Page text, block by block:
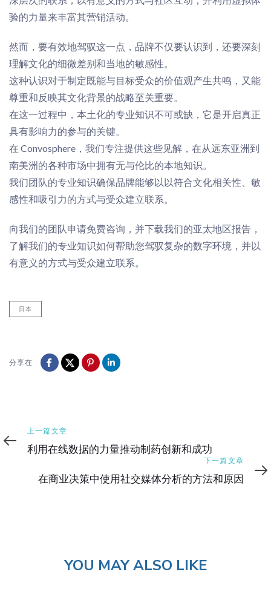
验的力量来丰富其营销活动。
然而，要有效地驾驭这一点，品牌不仅要认识到，还要深刻
理解文化的细微差别和当地的敏感性。
这种认识对于制定既能与目标受众的价值观产生共鸣，又能
尊重和反映其文化背景的战略至关重要。
在这一过程中，本土化的专业知识不可或缺，它是开启真正
具有影响力的参与的关键。
在 Convosphere，我们专注提供这些见解 ，在从远东亚洲到
南美洲的各种市场中拥有无与伦比的本地知识。
我们团队的专业知识确保品牌能够以 以符合文化相关性、敏
感性和吸引力的方式与受众建立联系。
向我们的团队申请免费咨询，并下载我们的亚太地区报告，
了解我们的专业知识如何帮助您驾驭复杂的数字环境，并以
有意义的方式与受众建立联系。
日本
分享在
上
一
篇
上一篇文章
利用在线数据的力量推动制药创新和成功
一
篇
下一篇文章
在商业决策中使用社交媒体分析的方法和原因
YOU MAY ALSO LIKE